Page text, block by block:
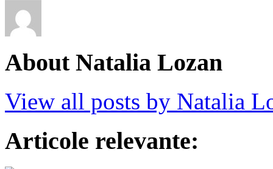
About Natalia Lozan
View all posts by Natalia
Articole relevante: